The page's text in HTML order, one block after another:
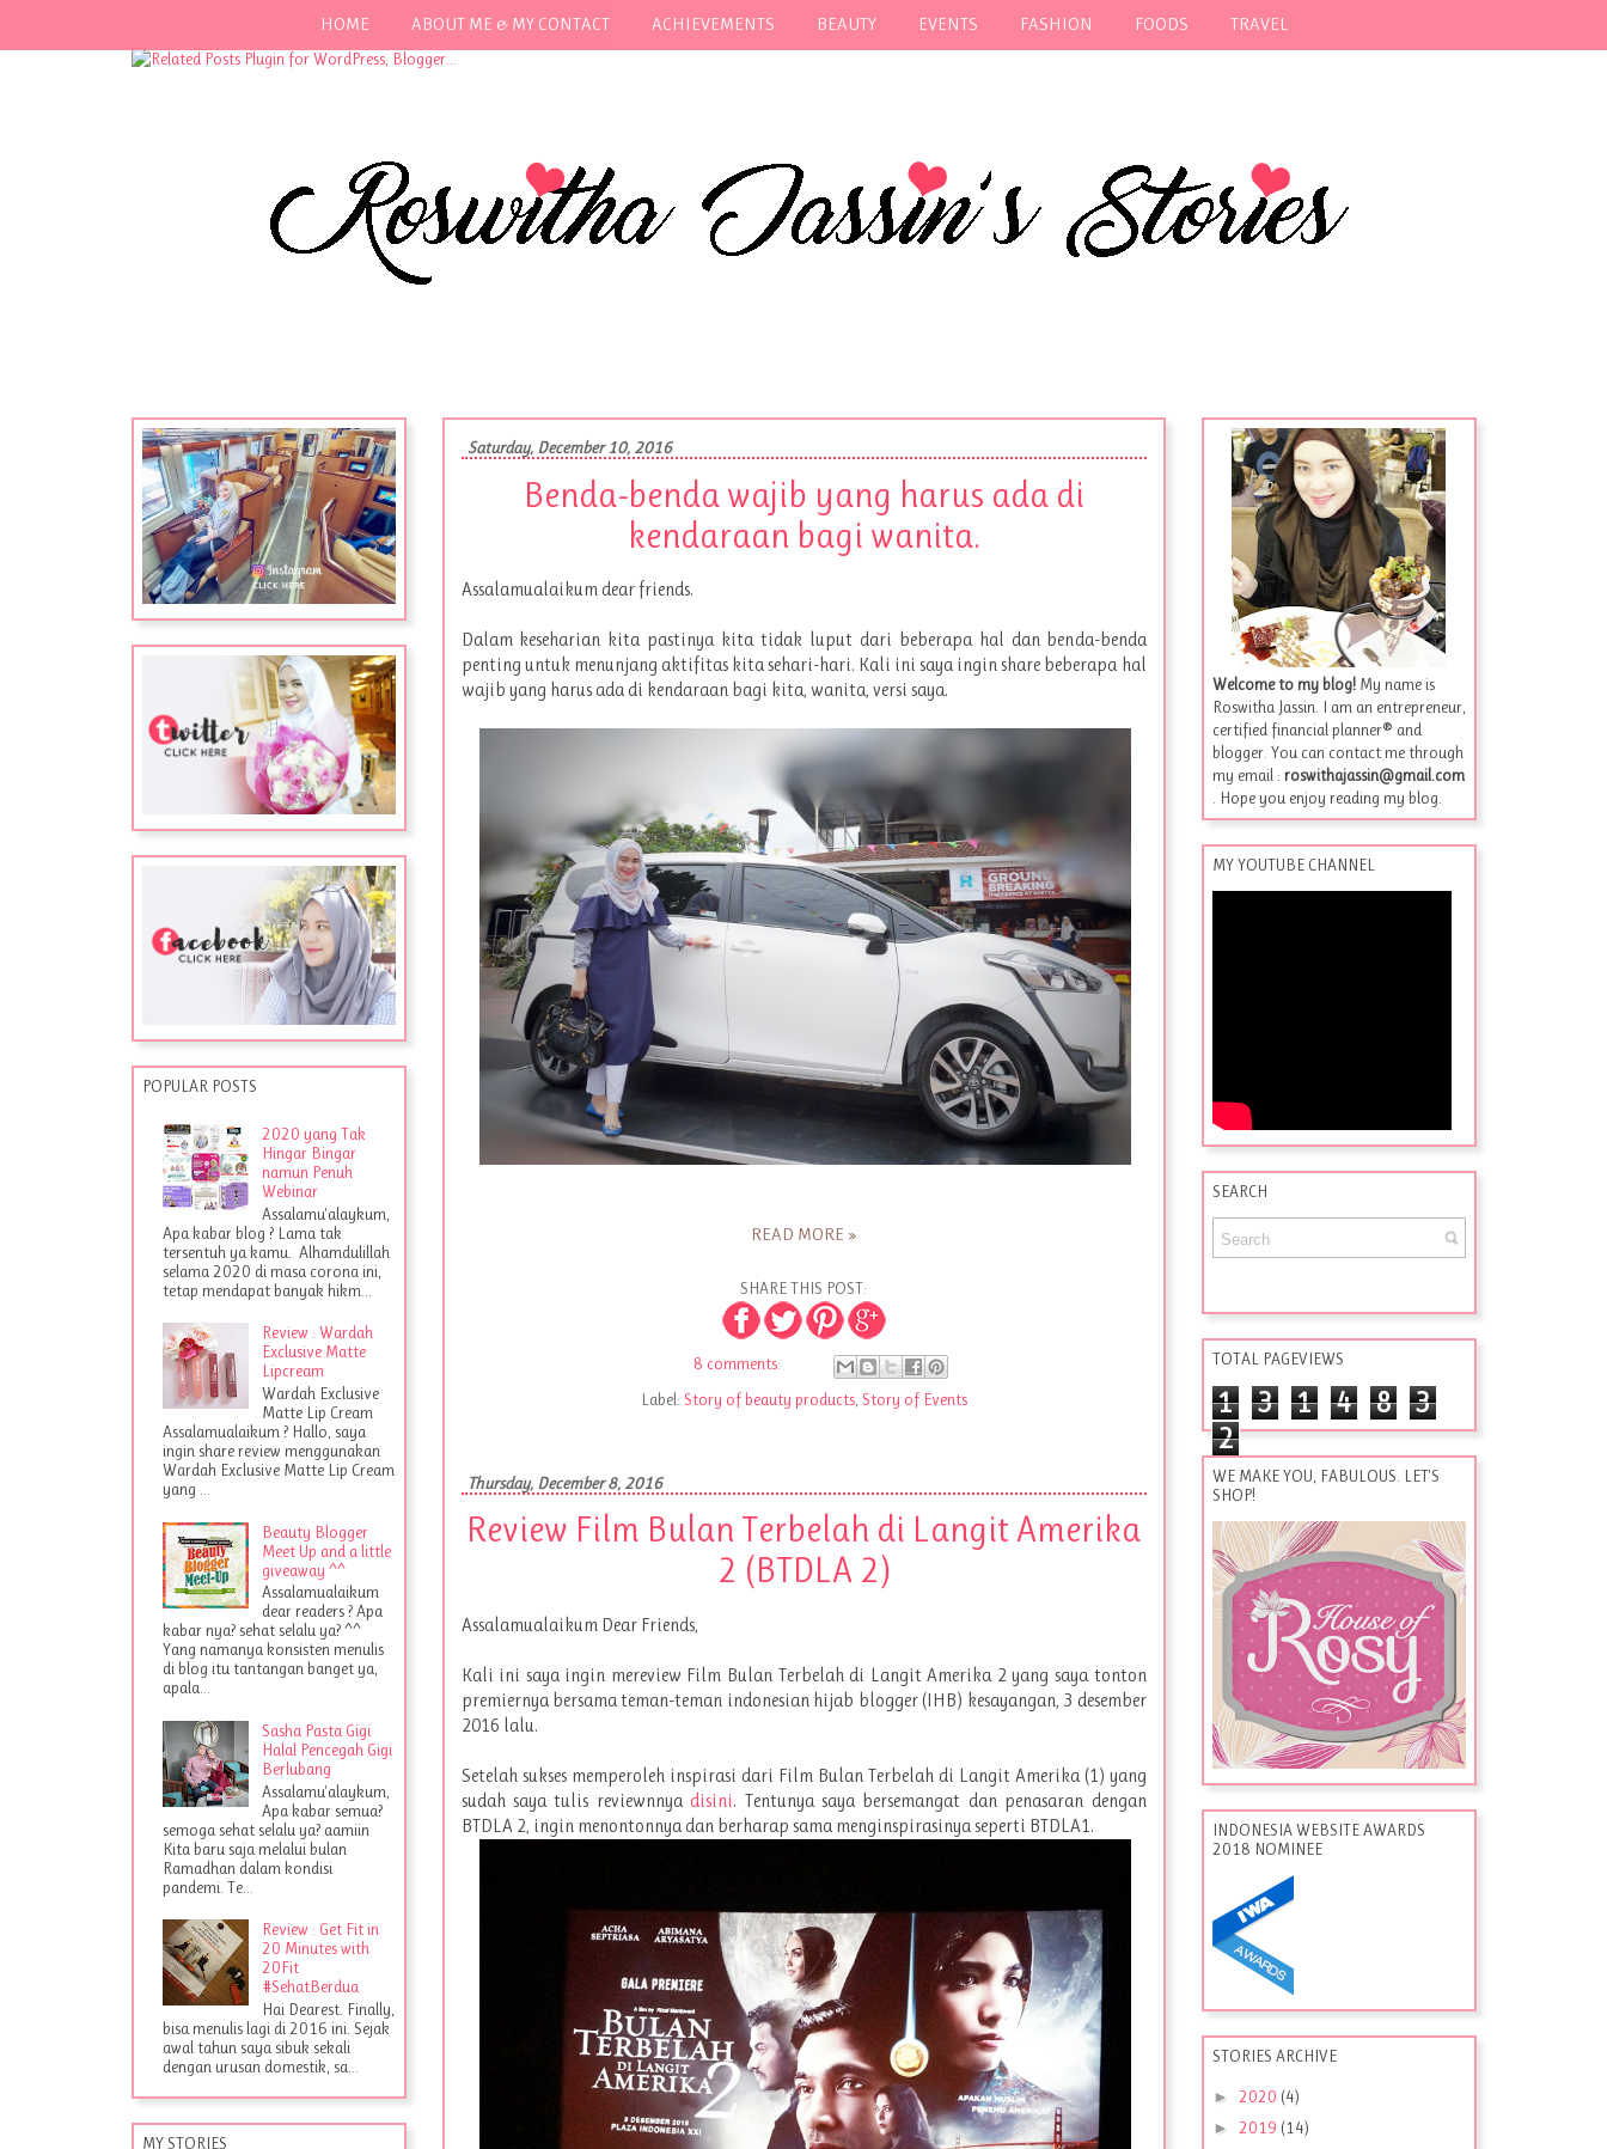
HOME ABOUT ME & MY CONTACT ACHIEVEMENTS BEAUTY EVENTS FASHION FOODS TRAVEL
Saturday, December 10, 2016
Benda-benda wajib yang harus ada di
kendaraan bagi wanita.
Assalamualaikum dear friends.
Dalam keseharian kita pastinya kita tidak luput dari beberapa hal dan benda-benda
penting untuk menunjang aktifitas kita sehari-hari. Kali ini saya ingin share beberapa hal
wajib yang harus ada di kendaraan bagi kita, wanita, versi saya.
READ MORE »
SHARE THIS POST:
8 comments:
Label: Story of beauty products, Story of Events
Thursday, December 8, 2016
Review Film Bulan Terbelah di Langit Amerika
2 (BTDLA 2)
Assalamualaikum Dear Friends,
Kali ini saya ingin mereview Film Bulan Terbelah di Langit Amerika 2 yang saya tonton
premiernya bersama teman-teman indonesian hijab blogger (IHB) kesayangan, 3 desember
2016 lalu.
Setelah sukses memperoleh inspirasi dari Film Bulan Terbelah di Langit Amerika (1) yang
sudah saya tulis reviewnnya disini. Tentunya saya bersemangat dan penasaran dengan
BTDLA 2, ingin menontonnya dan berharap sama menginspirasinya seperti BTDLA1.
POPULAR POSTS
2020 yang Tak
Hingar Bingar
namun Penuh
Webinar
Assalamu'alaykum,
Apa kabar blog ? Lama tak
tersentuh ya kamu. Alhamdulillah
selama 2020 di masa corona ini,
tetap mendapat banyak hikm...
Review : Wardah
Exclusive Matte
Lipcream
Wardah Exclusive
Matte Lip Cream
Assalamualaikum ? Hallo, saya
ingin share review menggunakan
Wardah Exclusive Matte Lip Cream
yang ...
Beauty Blogger
Meet Up and a little
giveaway ^^
Assalamualaikum
dear readers ? Apa
kabar nya? sehat selalu ya? ^^
Yang namanya konsisten menulis
di blog itu tantangan banget ya,
apala...
Sasha Pasta Gigi
Halal Pencegah Gigi
Berlubang
Assalamu'alaykum,
Apa kabar semua?
semoga sehat selalu ya? aamiin
Kita baru saja melalui bulan
Ramadhan dalam kondisi
pandemi. Te...
Review : Get Fit in
20 Minutes with
20Fit
#SehatBerdua
Hai Dearest. Finally,
bisa menulis lagi di 2016 ini. Sejak
awal tahun saya sibuk sekali
dengan urusan domestik, sa...
MY STORIES
Welcome to my blog!My name is
Roswitha Jassin. I am an entrepreneur,
certified financial planner® and
blogger. You can contact me through
my email : roswithajassin@gmail.com
. Hope you enjoy reading my blog.
MY YOUTUBE CHANNEL
SEARCH
TOTAL PAGEVIEWS
1 3 1 4 8
3
2
WE MAKE YOU, FABULOUS. LET'S
SHOP!
INDONESIA WEBSITE AWARDS
2018 NOMINEE
STORIES ARCHIVE
► 2020 (4)
► 2019 (14)